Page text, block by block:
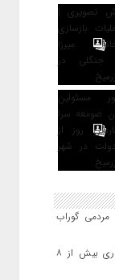
گوراب
بهسازی و آسفالت ۷ مدرسه صومعه‌سرا با اعتباری بیش از ۸